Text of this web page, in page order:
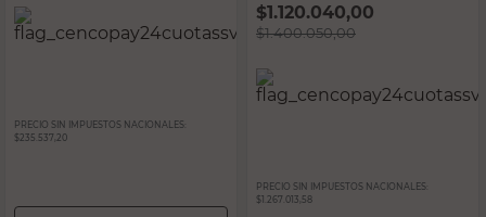
PRECIO SIN IMPUESTOS NACIONALES:
$235.537,20
$1.120.040,00
$1.400.050,00
PRECIO SIN IMPUESTOS NACIONALES:
$1.267.013,58